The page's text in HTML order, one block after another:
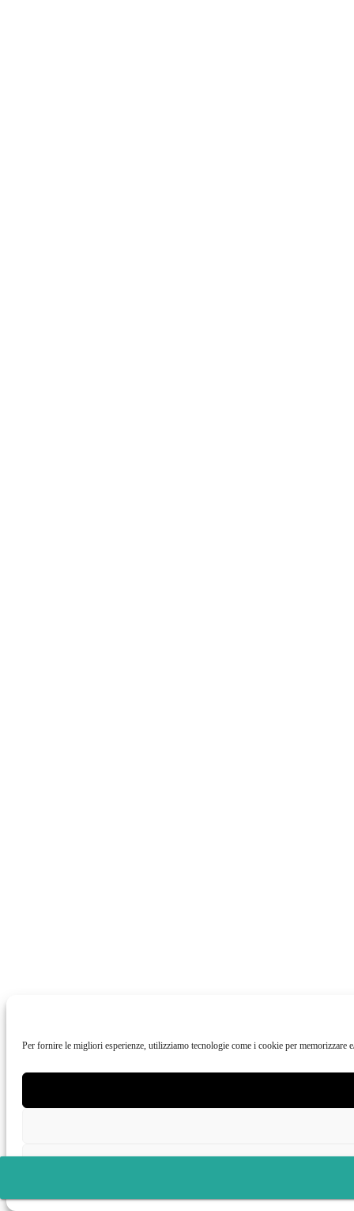
Per fornire le migliori esperienze, utilizziamo tecnologie come i cookie per